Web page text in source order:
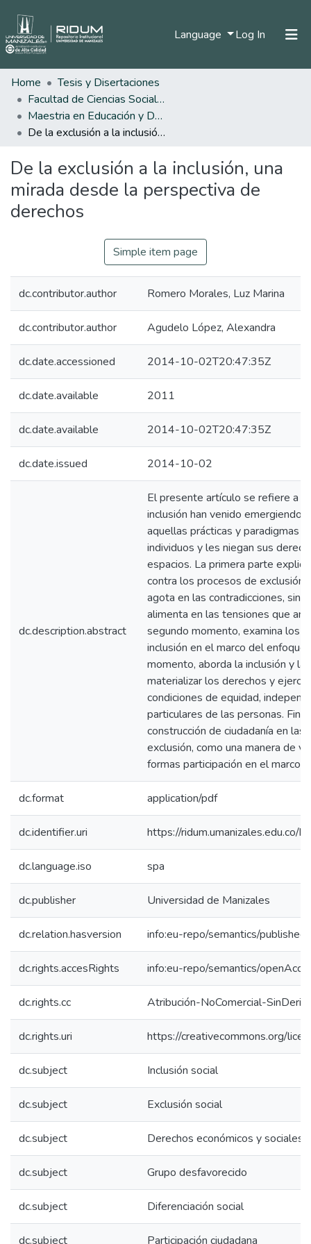
Language Log In (current)
Statistics
Home
Tesis y Disertaciones
Facultad de Ciencias Sociales y Humanas
Maestria en Educación y Desarrollo Humano
De la exclusión a la inclusión, una mirada desde la perspectiva de derechos
De la exclusión a la inclusión, una
mirada desde la perspectiva de
derechos
Simple item page
dc.contributor.author Romero Morales, Luz Marina
dc.contributor.author Agudelo López, Alexandra
dc.date.accessioned 2014-10-02T20:47:35Z
dc.date.available 2011
dc.date.available 2014-10-02T20:47:35Z
dc.date.issued 2014-10-02
dc.description.abstract
El presente artículo se refiere a
inclusión han venido emergiendo,
aquellas prácticas y paradigmas
individuos y les niegan sus
espacios. La primera parte
contra los procesos de
agota en las contradicciones,
alimenta en las tensiones que
segundo momento, examina los
inclusión en el marco del
momento, aborda la inclusión y
materializar los derechos y
condiciones de equidad,
particulares de las personas.
construcción de ciudadanía en
exclusión, como una manera de
formas participación en el marco
dc.format application/pdf
dc.identifier.uri https://
dc.language.iso spa
dc.publisher Universidad de Manizales
dc.relation.hasversion info:eu-repo/semantics/
dc.rights.accesRights info:eu-repo/semantics/
dc.rights.cc Atribución-NoComercial-
dc.rights.uri https://creativecommons.org/
dc.subject Inclusión social
dc.subject Exclusión social
dc.subject Derechos económicos y sociales
dc.subject Grupo desfavorecido
dc.subject Diferenciación social
dc.subject Participación ciudadana